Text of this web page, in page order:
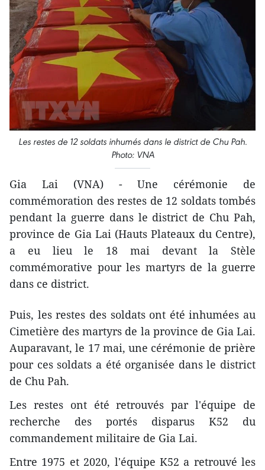
Les restes de 12 soldats inhumés dans le district de Chu Pah.
Photo: VNA
Gia Lai (VNA) - Une cérémonie de
commémoration des restes de 12 soldats tombés
pendant la guerre dans le district de Chu Pah,
province de Gia Lai (Hauts Plateaux du Centre),
a eu lieu le 18 mai devant la Stèle
commémorative pour les martyrs de la guerre
dans ce district.
Puis, les restes des soldats ont été inhumées au
Cimetière des martyrs de la province de Gia Lai.
Auparavant, le 17 mai, une cérémonie de prière
pour ces soldats a été organisée dans le district
de Chu Pah.
Les restes ont été retrouvés par l'équipe de
recherche des portés disparus K52 du
commandement militaire de Gia Lai.
Entre 1975 et 2020, l'équipe K52 a retrouvé les